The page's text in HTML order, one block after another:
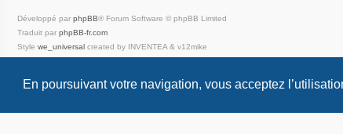
En poursuivant votre navigation, vous acceptez
Développé par phpBB® Forum Software © phpBB Limited
Traduit par phpBB-fr.com
Style we_universal created by INVENTEA & v12mike